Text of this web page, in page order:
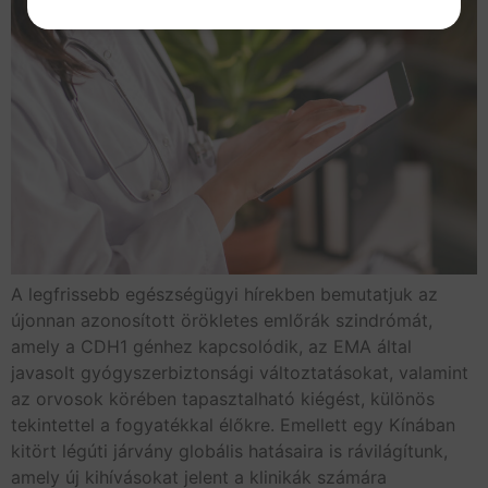
A legfrissebb egészségügyi hírekben bemutatjuk az
újonnan azonosított örökletes emlőrák szindrómát,
amely a CDH1 génhez kapcsolódik, az EMA által
javasolt gyógyszerbiztonsági változtatásokat, valamint
az orvosok körében tapasztalható kiégést, különös
tekintettel a fogyatékkal élőkre. Emellett egy Kínában
kitört légúti járvány globális hatásaira is rávilágítunk,
amely új kihívásokat jelent a klinikák számára